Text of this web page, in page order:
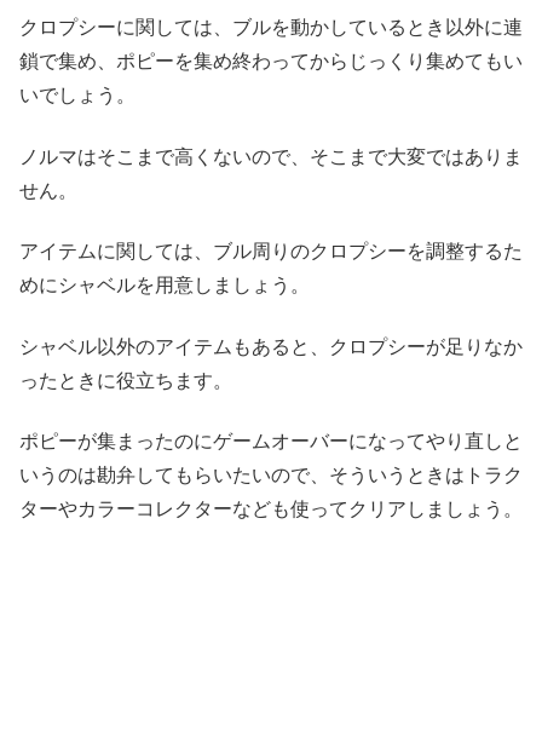
クロプシーに関しては、ブルを動かしているとき以外に連
鎖で集め、ポピーを集め終わってからじっくり集めてもい
いでしょう。
ノルマはそこまで高くないので、そこまで大変ではありま
せん。
アイテムに関しては、ブル周りのクロプシーを調整するた
めにシャベルを用意しましょう。
シャベル以外のアイテムもあると、クロプシーが足りなか
ったときに役立ちます。
ポピーが集まったのにゲームオーバーになってやり直しと
いうのは勘弁してもらいたいので、そういうときはトラク
ターやカラーコレクターなども使ってクリアしましょう。